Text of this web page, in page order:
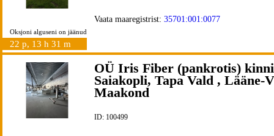
Oksjoni alguseni on jäänud
22 p, 13 h 31 m
Vaata maaregistrist: 35701:001:0077
OÜ Iris Fiber (pankrotis)
Saiakopli, Tapa Vald , Lääne-
Maakond
ID: 100499